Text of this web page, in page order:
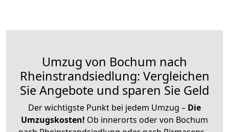
Umzug von Bochum nach
Rheinstrandsiedlung: Vergleichen
Sie Angebote und sparen Sie Geld
Der wichtigste Punkt bei jedem Umzug – Die
Umzugskosten! Ob innerorts oder von Bochum